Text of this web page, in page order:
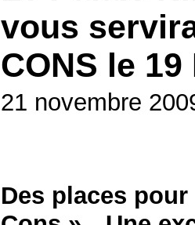
vous
CONS le
21 novembre
Des places